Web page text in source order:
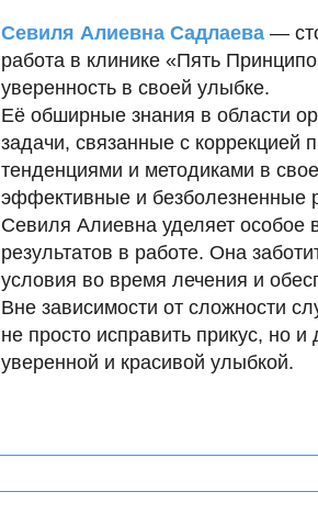
Севиля Алиевна Садлаева—
работа в клинике «Пять
уверенность в своей улыбке.
Её обширные знания в области
задачи, связанные с коррекцией
тенденциями и методиками в
эффективные и безболезненные
Севиля Алиевна уделяет особое
результатов в работе. Она
условия во время лечения и
Вне зависимости от сложности
не просто исправить прикус, но
уверенной и красивой улыбкой.